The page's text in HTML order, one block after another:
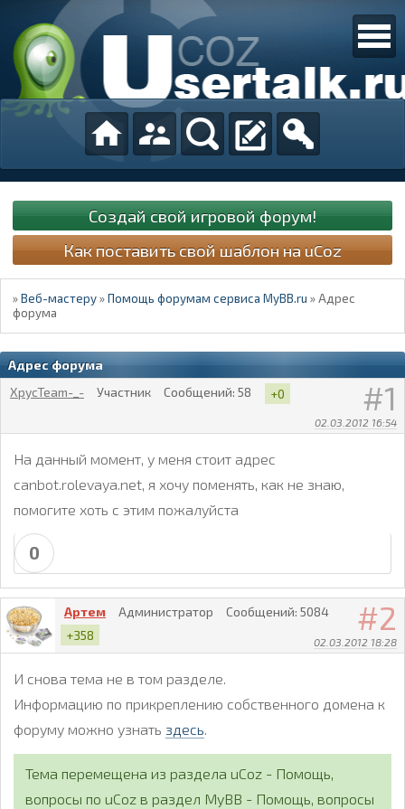
Создай свой игровой форум!
Как поставить свой шаблон на uCoz
»Веб-мастеру »Помощь форумам сервиса MyBB.ru »Адрес
форума
Адрес форума
1
02.03.2012 16:54
XpycTeam-_- Участник Сообщений: 58 +0
На данный момент, у меня стоит адрес
canbot.rolevaya.net, я хочу поменять, как не знаю,
помогите хоть с этим пожалуйста
0
2
02.03.2012 18:28
Артем Администратор Сообщений: 5084
+358
И снова тема не в том разделе.
Информацию по прикреплению собственного домена к
форуму можно узнать здесь.
Тема перемещена из раздела uCoz - Помощь,
вопросы по uCoz в раздел MyBB - Помощь, вопросы